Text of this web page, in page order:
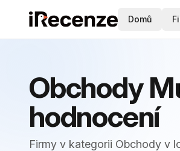
Domů
Obchody
hodnocení
Firmy v kategorii Obchody v